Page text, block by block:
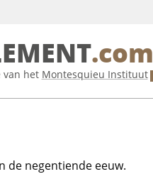
.com
van het Montesquieu Instituut
de negentiende eeuw.